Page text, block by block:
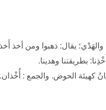
والهَدْي؛ يقال: ذهبوا ومن أخذ
بطريقتنا وهدينا.
كهيئة الحوض. والجمع : أُخْذان.